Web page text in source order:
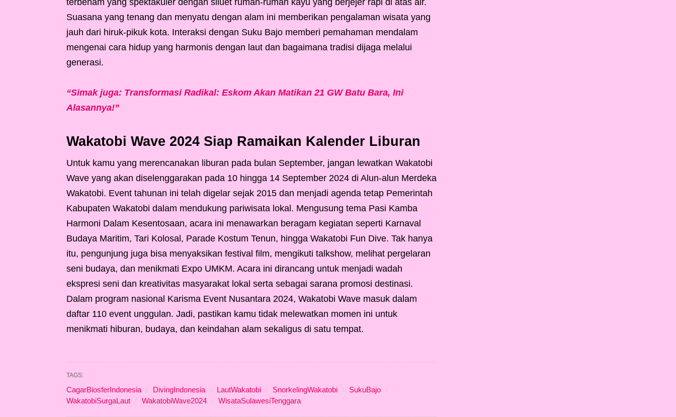
terbenam yang spektakuler dengan siluet rumah-rumah kayu yang berjejer rapi di atas air.
Suasana yang tenang dan menyatu dengan alam ini memberikan pengalaman wisata yang
jauh dari hiruk-pikuk kota. Interaksi dengan Suku Bajo memberi pemahaman mendalam
mengenai cara hidup yang harmonis dengan laut dan bagaimana tradisi dijaga melalui
generasi.
“Simak juga: Transformasi Radikal: Eskom Akan Matikan 21 GW Batu Bara, Ini
Alasannya!”
Wakatobi Wave 2024 Siap Ramaikan Kalender Liburan
Untuk kamu yang merencanakan liburan pada bulan September, jangan lewatkan Wakatobi
Wave yang akan diselenggarakan pada 10 hingga 14 September 2024 di Alun-alun Merdeka
Wakatobi. Event tahunan ini telah digelar sejak 2015 dan menjadi agenda tetap Pemerintah
Kabupaten Wakatobi dalam mendukung pariwisata lokal. Mengusung tema Pasi Kamba
Harmoni Dalam Kesentosaan, acara ini menawarkan beragam kegiatan seperti Karnaval
Budaya Maritim, Tari Kolosal, Parade Kostum Tenun, hingga Wakatobi Fun Dive. Tak hanya
itu, pengunjung juga bisa menyaksikan festival film, mengikuti talkshow, melihat pergelaran
seni budaya, dan menikmati Expo UMKM. Acara ini dirancang untuk menjadi wadah
ekspresi seni dan kreativitas masyarakat lokal serta sebagai sarana promosi destinasi.
Dalam program nasional Karisma Event Nusantara 2024, Wakatobi Wave masuk dalam
daftar 110 event unggulan. Jadi, pastikan kamu tidak melewatkan momen ini untuk
menikmati hiburan, budaya, dan keindahan alam sekaligus di satu tempat.
TAGS:
CagarBiosferIndonesia DivingIndonesia LautWakatobi SnorkelingWakatobi
SukuBajo
WakatobiSurgaLaut
WakatobiWave2024 WisataSulawesiTenggara